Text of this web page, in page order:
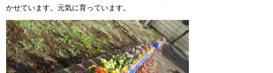
かせています。元気に育っています。